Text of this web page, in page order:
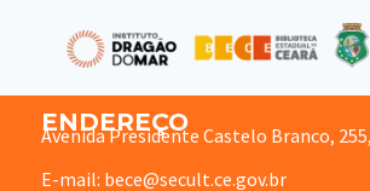
ENDEREÇO
Avenida Presidente Castelo Branco,
E-mail: bece@secult.ce.gov.br